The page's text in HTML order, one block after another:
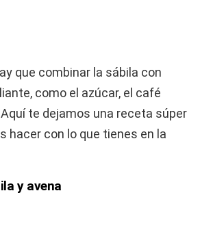
que combinar la sábila con
como el azúcar, el café
te dejamos una receta súper
hacer con lo que tienes en la
y avena